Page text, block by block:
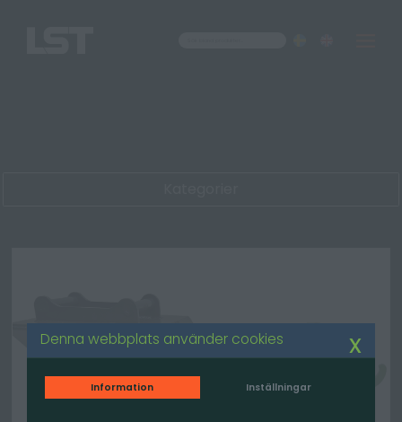
x
Denna webbplats använder cookies
Information Inställningar